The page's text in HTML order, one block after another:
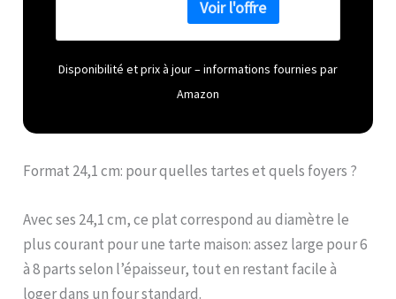
offre un chauffage doux
et uniforme pour
d'excellents résultats à
cannelée est facile grâce
l'émail épais résiste aux
dispose d'un intérieur en
dommages causés par
les ustensiles, les taches
et l'absorption des
Disponibilité et prix à jour – informations fournies par
Amazon
Format 24,1 cm: pour quelles tartes et quels foyers ?
Avec ses 24,1 cm, ce plat correspond au diamètre le
plus courant pour une tarte maison: assez large pour 6
à 8 parts selon l’épaisseur, tout en restant facile à
loger dans un four standard.